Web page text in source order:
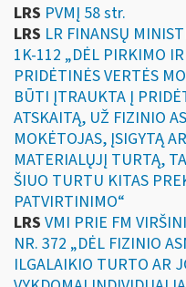
LRS PVMĮ 58 str.
LRS LR FINANSŲ
1K-112 „DĖL PIRKIMO
PRIDĖTINĖS VERTĖS
BŪTI ĮTRAUKTA Į
ATSKAITĄ, UŽ FIZINIO
MOKĖTOJAS, ĮSIGYTĄ
MATERIALŲJĮ TURTĄ,
ŠIUO TURTU KITAS
PATVIRTINIMO“
LRS VMI PRIE FM
NR. 372 „DĖL FIZINIO
ILGALAIKIO TURTO AR